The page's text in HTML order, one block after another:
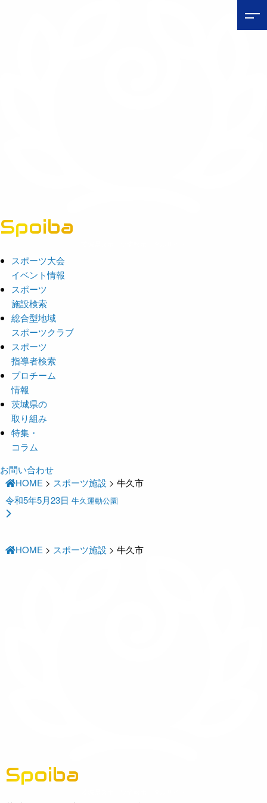
Spoiba
スポーツ大会
イベント情報
スポーツ
施設検索
総合型地域
スポーツクラブ
スポーツ
指導者検索
プロチーム
情報
茨城県の
取り組み
特集・
コラム
お問い合わせ
HOME > スポーツ施設 >牛久市
令和5年5月23日 牛久運動公園
HOME > スポーツ施設 >牛久市
Spoiba